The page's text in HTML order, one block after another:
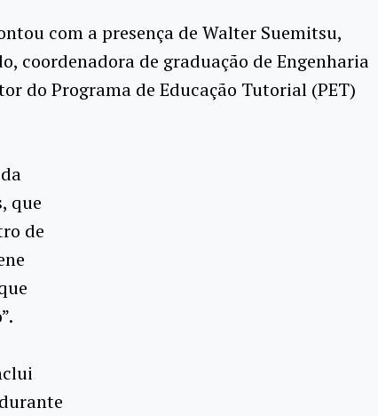
com a presença de Walter Suemitsu,
coordenadora de graduação de Engenharia
do Programa de Educação Tutorial (PET)
que
de